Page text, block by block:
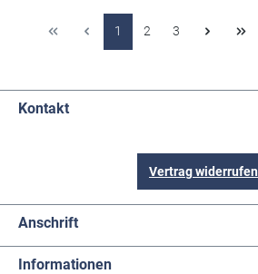
1 2 3
Kontakt
Vertrag widerrufen
Anschrift
Informationen